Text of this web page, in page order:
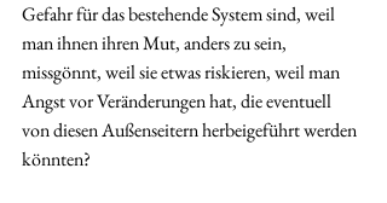
Gefahr für das bestehende System sind, weil
man ihnen ihren Mut, anders zu sein,
missgönnt, weil sie etwas riskieren, weil man
Angst vor Veränderungen hat, die eventuell
von diesen Außenseitern herbeigeführt werden
könnten?